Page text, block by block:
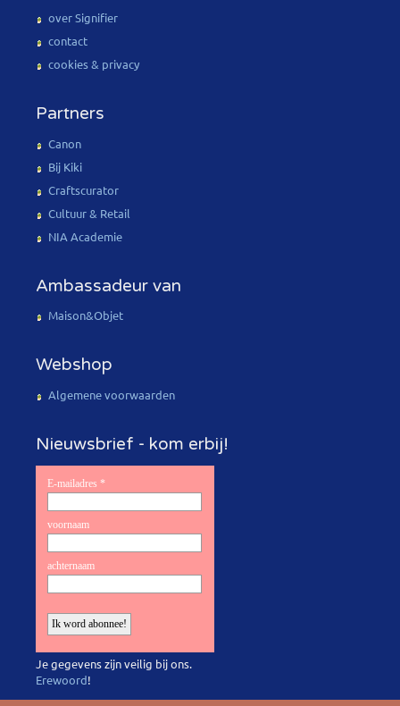
over Signifier
contact
cookies & privacy
Partners
Canon
Bij Kiki
Craftscurator
Cultuur & Retail
NIA Academie
Ambassadeur van
Maison&Objet
Webshop
Algemene voorwaarden
Nieuwsbrief - kom erbij!
Je gegevens zijn veilig bij ons.
Erewoord!